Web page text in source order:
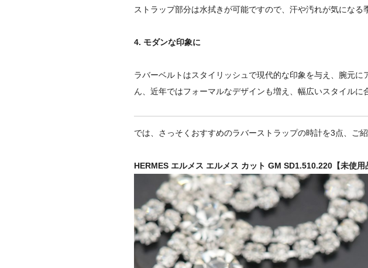
ストラップ部分は水拭きが可能ですので、汗や汚れが気にな
4. モダンな印象に
ラバーベルトはスタイリッシュで現代的な印象を与え、腕元
ん、近年ではフォーマルなデザインも増え、幅広いスタイルに
では、さっそくおすすめのラバーストラップの時計を3点、ご紹
HERMES エルメス エルメス カット GM SD1.510.220【未使用